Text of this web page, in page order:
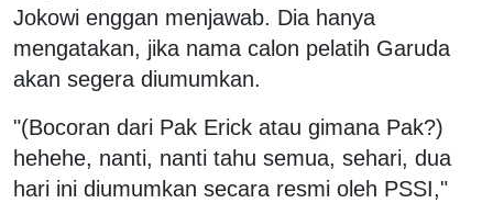
Jokowi enggan menjawab. Dia hanya
mengatakan, jika nama calon pelatih Garuda
akan segera diumumkan.
"(Bocoran dari Pak Erick atau gimana Pak?)
hehehe, nanti, nanti tahu semua, sehari, dua
hari ini diumumkan secara resmi oleh PSSI,"